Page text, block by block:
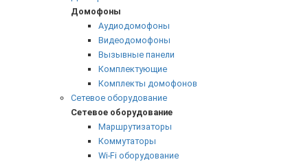
Домофоны
Аудиодомофоны
Видеодомофоны
Вызывные панели
Комплектующие
Комплекты домофонов
Сетевое оборудование
Сетевое оборудование
Маршрутизаторы
Коммутаторы
Wi-Fi оборудование